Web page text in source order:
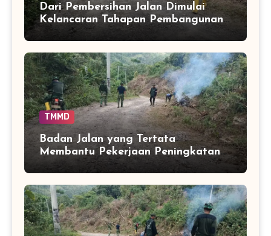
Dari Pembersihan Jalan Dimulai
Kelancaran Tahapan Pembangunan
di Bontocani
TMMD
Badan Jalan yang Tertata
Membantu Pekerjaan Peningkatan
Infrastruktur Berjalan Lancar